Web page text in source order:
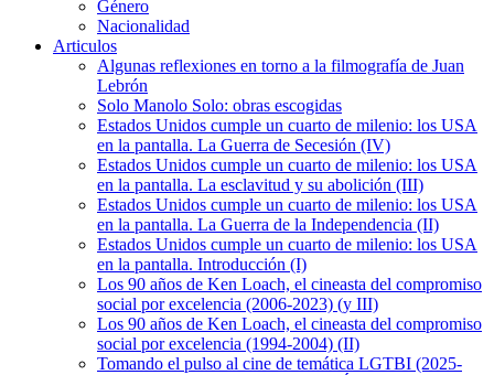
Género
Nacionalidad
Articulos
Algunas reflexiones en torno a la filmografía de Juan
Lebrón
Solo Manolo Solo: obras escogidas
Estados Unidos cumple un cuarto de milenio: los USA
en la pantalla. La Guerra de Secesión (IV)
Estados Unidos cumple un cuarto de milenio: los USA
en la pantalla. La esclavitud y su abolición (III)
Estados Unidos cumple un cuarto de milenio: los USA
en la pantalla. La Guerra de la Independencia (II)
Estados Unidos cumple un cuarto de milenio: los USA
en la pantalla. Introducción (I)
Los 90 años de Ken Loach, el cineasta del compromiso
social por excelencia (2006-2023) (y III)
Los 90 años de Ken Loach, el cineasta del compromiso
social por excelencia (1994-2004) (II)
Tomando el pulso al cine de temática LGTBI (2025-